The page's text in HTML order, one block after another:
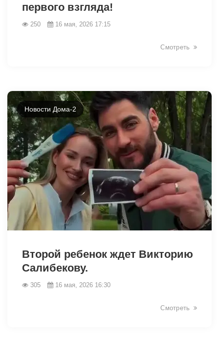
первого взгляда!
250 16 мая, 2026 17:15
Смотреть
Новости Дома-2
Второй ребенок ждет Викторию
Салибекову.
305 16 мая, 2026 16:30
Смотреть